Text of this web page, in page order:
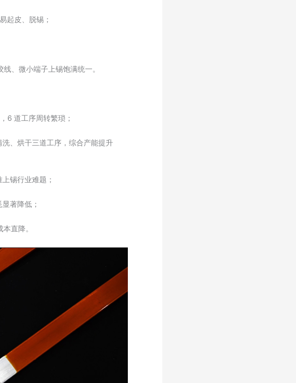
起皮、脱锡；
、微小端子上锡饱满统一。
道工序周转繁琐；
、烘干三道工序，综合产能提升
锡行业难题；
著降低；
直降。